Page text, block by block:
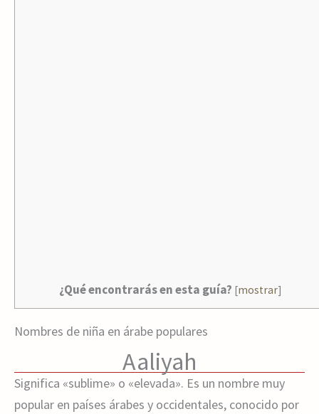
¿Qué encontrarás en esta guía? [mostrar]
Nombres de niña en árabe populares
Aaliyah
Significa «sublime» o «elevada». Es un nombre muy
popular en países árabes y occidentales, conocido por